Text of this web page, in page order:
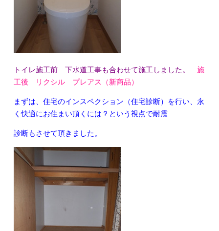
トイレ施工前 下水道工事も合わせて施工しました。
施
工後 リクシル プレアス（新商品）
まずは、住宅のインスペクション（住宅診断）を行い、永
く快適にお住まい頂くには？という視点で耐震
診断もさせて頂きました。